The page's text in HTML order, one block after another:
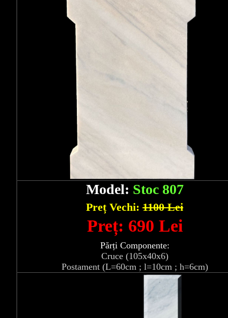
Model: Stoc 807
Preț Vechi: 1100 Lei
Preț: 690 Lei
Părți Componente:
Cruce (105x40x6)
Postament (L=60cm ; l=10cm ; h=6cm)